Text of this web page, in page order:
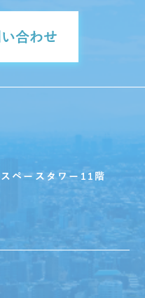
合わせ
ペースタワー11階